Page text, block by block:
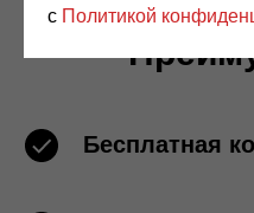
Бесплатная
с Политикой